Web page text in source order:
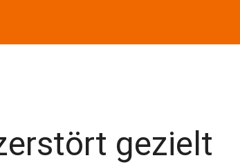
gezielt